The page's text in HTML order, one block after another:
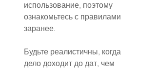
использование, поэтому
ознакомьтесь с правилами
заранее.
Будьте реалистичны, когда
дело доходит до дат, чем